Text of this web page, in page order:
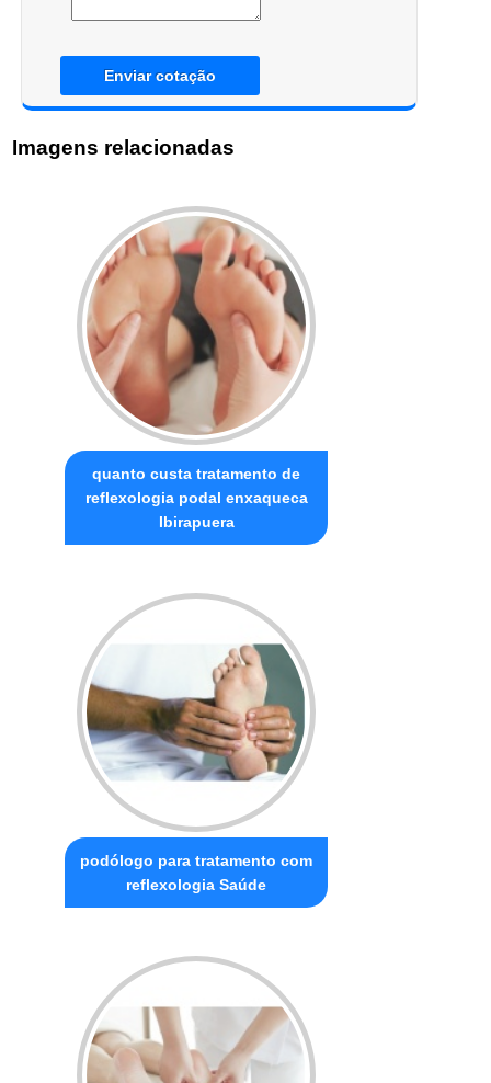
Enviar cotação
Imagens relacionadas
quanto custa tratamento de
reflexologia podal enxaqueca
Ibirapuera
podólogo para tratamento com
reflexologia Saúde